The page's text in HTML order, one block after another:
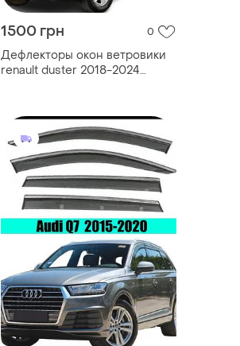
1500 грн 0
Дефлекторы окон ветровики
renault duster 2018-2024